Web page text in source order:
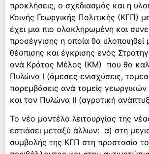
προκλήσεις, ο σχεδιασμός και η
Κοινής Γεωργικής Πολιτικής (ΚΓΠ)
έχει μια πιο ολοκληρωμένη και
προσέγγισης η οποία θα υλοποιηθεί
θέσπισης και έγκρισης ενός
ανά Κράτος Μέλος (ΚΜ) που θα
Πυλώνα Ι (άμεσες ενισχύσεις,
παρεμβάσεις ανά τομείς
και τον Πυλώνα ΙΙ (αγροτική
Το νέο μοντέλο λειτουργίας της
εστιάσει μεταξύ άλλων: α) στη
συμβολής της ΚΓΠ στη προστασία